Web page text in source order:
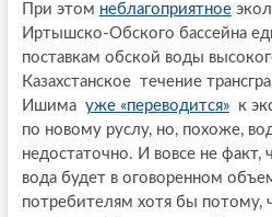
При этом неблагоприятное
Иртышско-Обского бассейна
поставкам обской воды
Казахстанское течение
Ишима уже «переводится»к
по новому руслу, но, похоже,
недостаточно. И вовсе не факт,
вода будет в оговоренном
потребителям хотя бы потому,